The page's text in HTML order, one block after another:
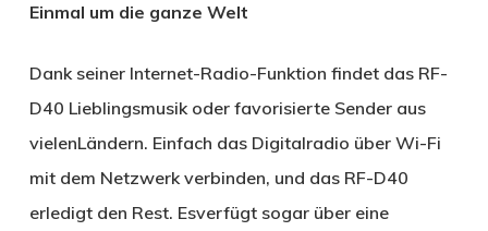
Einmal um die ganze Welt
Dank seiner Internet-Radio-Funktion findet das RF-
D40 Lieblingsmusik oder favorisierte Sender aus
vielenLändern. Einfach das Digitalradio über Wi-Fi
mit dem Netzwerk verbinden, und das RF-D40
erledigt den Rest. Esverfügt sogar über eine